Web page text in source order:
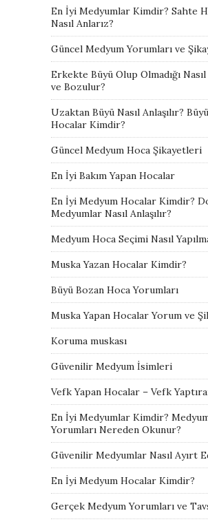
En İyi Medyumlar Kimdir? Sahte
Nasıl Anlarız?
Güncel Medyum Yorumları ve
Erkekte Büyü Olup Olmadığı Nasıl
ve Bozulur?
Uzaktan Büyü Nasıl Anlaşılır?
Hocalar Kimdir?
Güncel Medyum Hoca Şikayetleri
En İyi Bakım Yapan Hocalar
En İyi Medyum Hocalar Kimdir?
Medyumlar Nasıl Anlaşılır?
Medyum Hoca Seçimi Nasıl
Muska Yazan Hocalar Kimdir?
Büyü Bozan Hoca Yorumları
Muska Yapan Hocalar Yorum ve
Koruma muskası
Güvenilir Medyum İsimleri
Vefk Yapan Hocalar – Vefk
En İyi Medyumlar Kimdir?
Yorumları Nereden Okunur?
Güvenilir Medyumlar Nasıl Ayırt
En İyi Medyum Hocalar Kimdir?
Gerçek Medyum Yorumları ve